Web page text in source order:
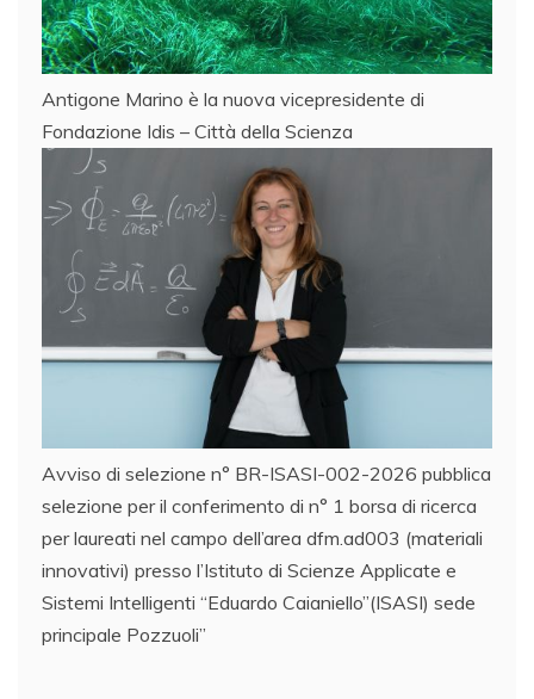
Antigone Marino è la nuova vicepresidente di
Fondazione Idis – Città della Scienza
Avviso di selezione n° BR-ISASI-002-2026 pubblica
selezione per il conferimento di n° 1 borsa di ricerca
per laureati nel campo dell’area dfm.ad003 (materiali
innovativi) presso l’Istituto di Scienze Applicate e
Sistemi Intelligenti “Eduardo Caianiello”(ISASI) sede
principale Pozzuoli”